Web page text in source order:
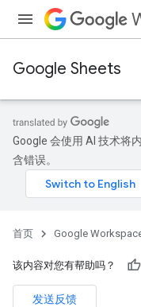
Google Sheets
Google 会使用 AI 技术将
含错误。
首页 Google
该内容对您有帮助吗？
发送反馈